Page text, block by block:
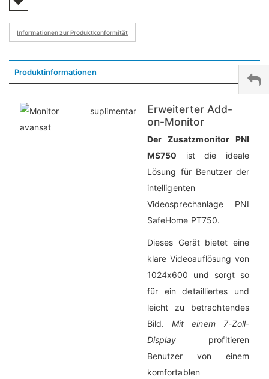
Informationen zur Produktkonformität
Produktinformationen
Erweiterter Add-
on-Monitor
Der Zusatzmonitor PNI
MS750 ist die ideale
Lösung für Benutzer der
intelligenten
Videosprechanlage PNI
SafeHome PT750.
Dieses Gerät bietet eine
klare Videoauflösung von
1024x600 und sorgt so
für ein detailliertes und
leicht zu betrachtendes
Bild.Mit einem 7-Zoll-
Display profitieren
Benutzer von einem
komfortablen